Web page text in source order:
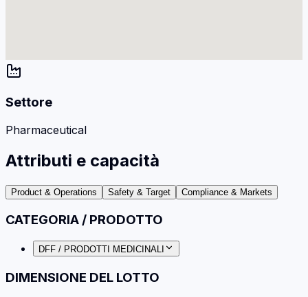
Settore
Pharmaceutical
Attributi e capacità
Product & Operations Safety & Target Compliance & Markets
CATEGORIA / PRODOTTO
DFF / PRODOTTI MEDICINALI
DIMENSIONE DEL LOTTO